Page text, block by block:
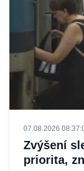
07.08.2026
Zvýšení
priorita,